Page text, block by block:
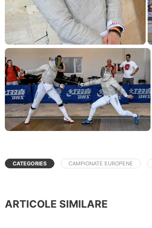
CATEGORIES CAMPIONATE EUROPENE
ARTICOLE SIMILARE